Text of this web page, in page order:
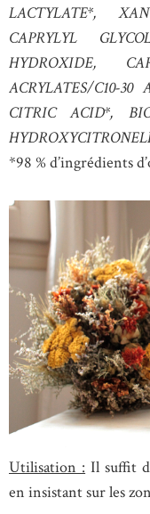
LACTYLATE*,
CAPRYLYL
HYDROXIDE,
ACRYLATES/C10-30
CITRIC ACID*,
*98 % d’ingrédients
Utilisation : Il suffit
en insistant sur les